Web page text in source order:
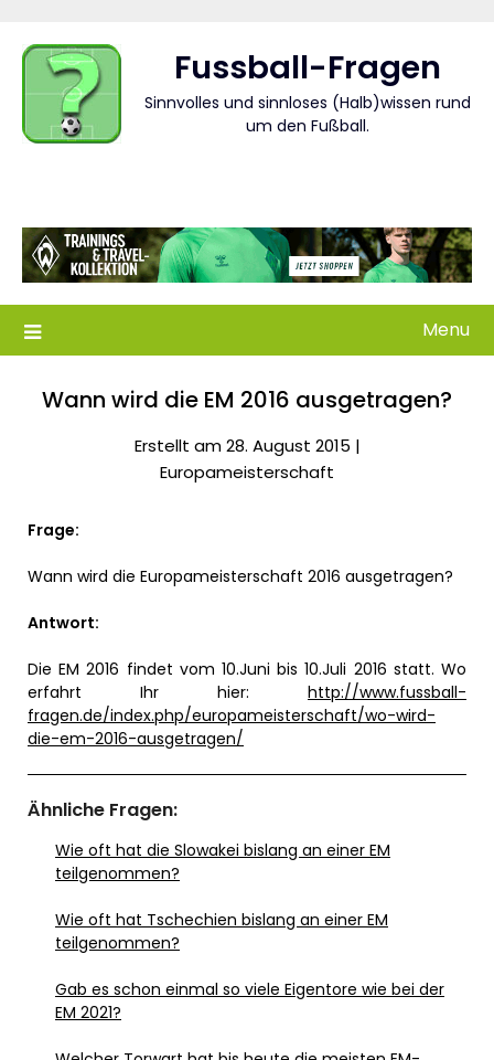
content
Fussball-Fragen
Sinnvolles und sinnloses (Halb)wissen rund
um den Fußball.
Menu
Wann wird die EM 2016 ausgetragen?
Erstellt am 28. August 2015 |
Europameisterschaft
Frage:
Wann wird die Europameisterschaft 2016 ausgetragen?
Antwort:
Die EM 2016 findet vom 10.Juni bis 10.Juli 2016 statt. Wo
erfahrt Ihr hier: http://www.fussball-
fragen.de/index.php/europameisterschaft/wo-wird-
die-em-2016-ausgetragen/
Ähnliche Fragen:
Wie oft hat die Slowakei bislang an einer EM
teilgenommen?
Wie oft hat Tschechien bislang an einer EM
teilgenommen?
Gab es schon einmal so viele Eigentore wie bei der
EM 2021?